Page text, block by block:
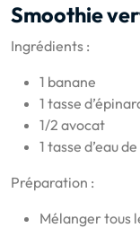
Smoothie
Ingrédients :
1 banane
1 tasse
1/2 avocat
1 tasse d’eau
Préparation :
Mélanger tous